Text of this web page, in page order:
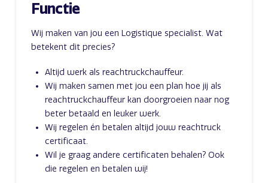
Functie
Wij maken van jou een Logistique specialist. Wat
betekent dit precies?
Altijd werk als reachtruckchauffeur.
Wij maken samen met jou een plan hoe jij als
reachtruckchauffeur kan doorgroeien naar nog
beter betaald en leuker werk.
Wij regelen én betalen altijd jouw reachtruck
certificaat.
Wil je graag andere certificaten behalen? Ook
die regelen en betalen wij!